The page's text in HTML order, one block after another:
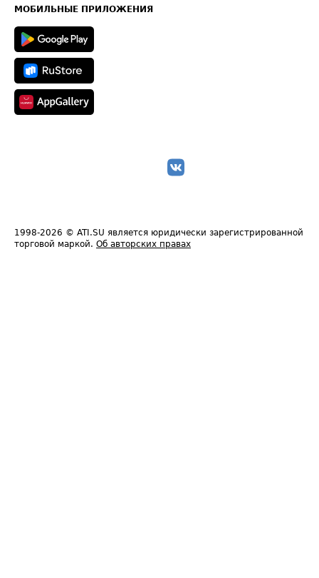
Техническая информация
МОБИЛЬНЫЕ ПРИЛОЖЕНИЯ
1998-2026 © ATI.SU является юридически зарегистрированной
торговой маркой. Об авторских правах